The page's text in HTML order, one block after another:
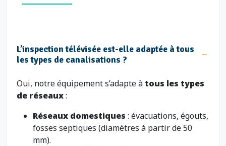
L’inspection télévisée est-elle adaptée à tous
les types de canalisations ?
Oui, notre équipement s’adapte à tous les types
de réseaux:
Réseaux domestiques : évacuations, égouts,
fosses septiques (diamètres à partir de 50
mm).